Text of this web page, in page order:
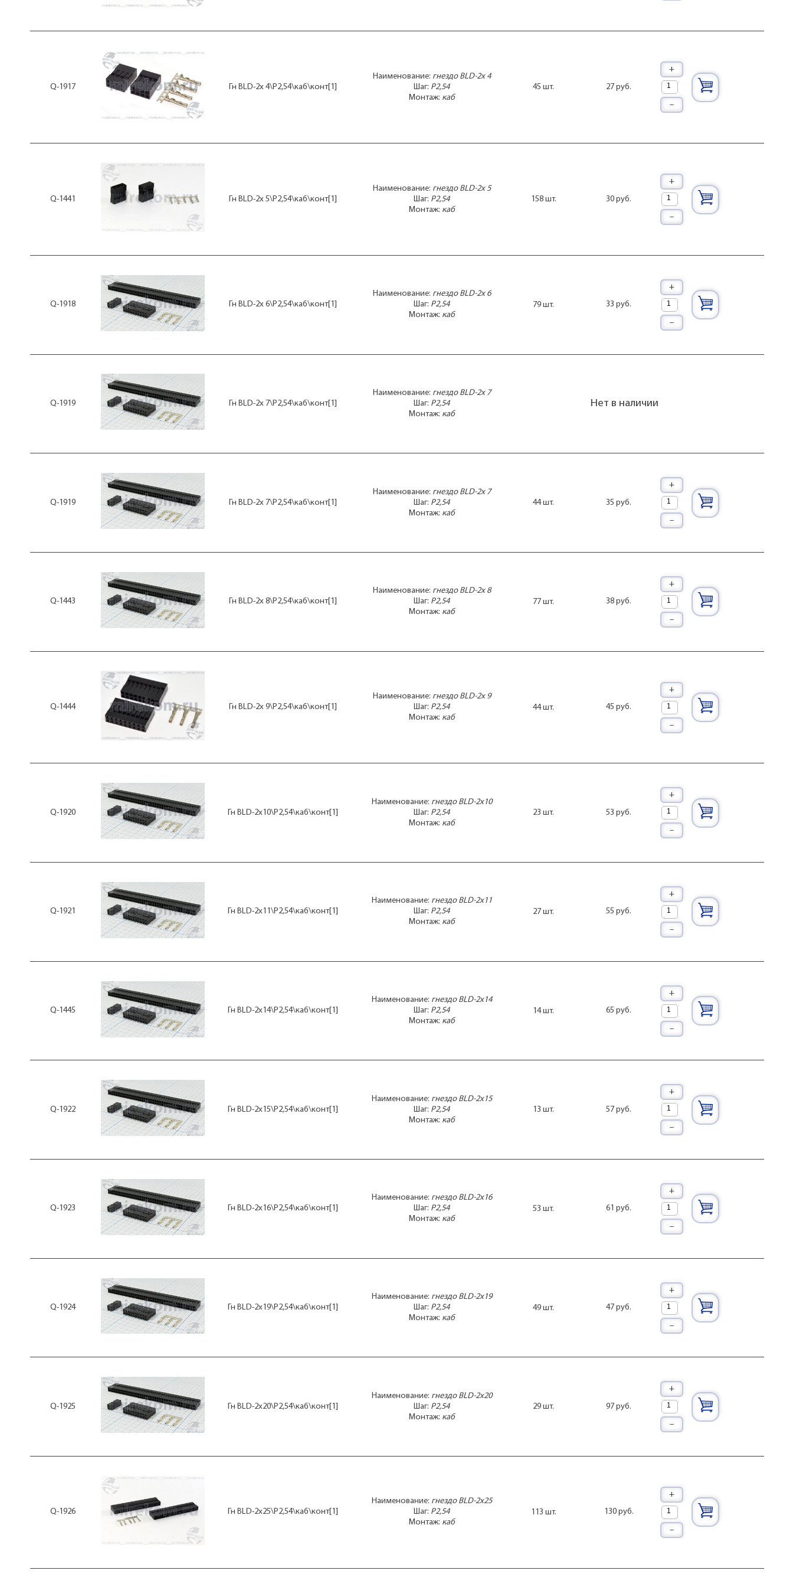
Q-1917 Гн BLD-2x 4\P2,54\каб\конт[1]
Наименование: гнездо BLD-2x 4
Шаг: P2,54
Монтаж: каб
45 шт. 27 руб.
+
–
Q-1441 Гн BLD-2x 5\P2,54\каб\конт[1]
Наименование: гнездо BLD-2x 5
Шаг: P2,54
Монтаж: каб
158 шт. 30 руб.
+
–
Q-1918 Гн BLD-2x 6\P2,54\каб\конт[1]
Наименование: гнездо BLD-2x 6
Шаг: P2,54
Монтаж: каб
79 шт. 33 руб.
+
–
Q-1919 Гн BLD-2x 7\P2,54\каб\конт[1]
Наименование: гнездо BLD-2x 7
Шаг: P2,54
Монтаж: каб
Нет в наличии
Q-1919 Гн BLD-2x 7\P2,54\каб\конт[1]
Наименование: гнездо BLD-2x 7
Шаг: P2,54
Монтаж: каб
44 шт. 35 руб.
+
–
Q-1443 Гн BLD-2x 8\P2,54\каб\конт[1]
Наименование: гнездо BLD-2x 8
Шаг: P2,54
Монтаж: каб
77 шт. 38 руб.
+
–
Q-1444 Гн BLD-2x 9\P2,54\каб\конт[1]
Наименование: гнездо BLD-2x 9
Шаг: P2,54
Монтаж: каб
44 шт. 45 руб.
+
–
Q-1920 Гн BLD-2x10\P2,54\каб\конт[1]
Наименование: гнездо BLD-2x10
Шаг: P2,54
Монтаж: каб
23 шт. 53 руб.
+
–
Q-1921 Гн BLD-2x11\P2,54\каб\конт[1]
Наименование: гнездо BLD-2x11
Шаг: P2,54
Монтаж: каб
27 шт. 55 руб.
+
–
Q-1445 Гн BLD-2x14\P2,54\каб\конт[1]
Наименование: гнездо BLD-2x14
Шаг: P2,54
Монтаж: каб
14 шт. 65 руб.
+
–
Q-1922 Гн BLD-2x15\P2,54\каб\конт[1]
Наименование: гнездо BLD-2x15
Шаг: P2,54
Монтаж: каб
13 шт. 57 руб.
+
–
Q-1923 Гн BLD-2x16\P2,54\каб\конт[1]
Наименование: гнездо BLD-2x16
Шаг: P2,54
Монтаж: каб
53 шт. 61 руб.
+
–
Q-1924 Гн BLD-2x19\P2,54\каб\конт[1]
Наименование: гнездо BLD-2x19
Шаг: P2,54
Монтаж: каб
49 шт. 47 руб.
+
–
Q-1925 Гн BLD-2x20\P2,54\каб\конт[1]
Наименование: гнездо BLD-2x20
Шаг: P2,54
Монтаж: каб
29 шт. 97 руб.
+
–
Q-1926 Гн BLD-2x25\P2,54\каб\конт[1]
Наименование: гнездо BLD-2x25
Шаг: P2,54
Монтаж: каб
113 шт. 130 руб.
+
–